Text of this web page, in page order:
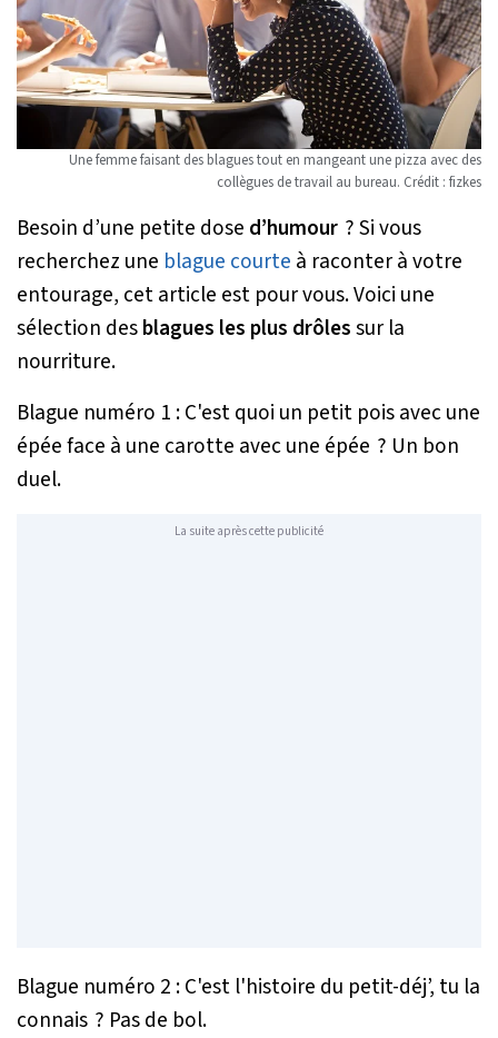
Une femme faisant des blagues tout en mangeant une pizza avec des
collègues de travail au bureau. Crédit : fizkes
Besoin d’une petite dose d’humour ? Si vous
recherchez une blague courte à raconter à votre
entourage, cet article est pour vous. Voici une
sélection desblagues les plus drôlessur la
nourriture.
Blague numéro 1 : C'est quoi un petit pois avec une
épée face à une carotte avec une épée ? Un bon
duel.
La suite après cette publicité
Blague numéro 2 : C'est l'histoire du petit-déj’, tu la
connais ? Pas de bol.